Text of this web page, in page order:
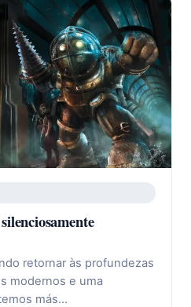
retornar às profundezas
modernos e uma
más…